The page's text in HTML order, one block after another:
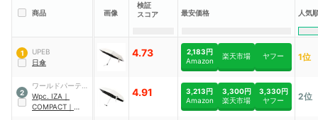
商品 画像
検証
スコア
最安価格 人気
1
UPEB
日傘
4.73
2,183円
Amazon
楽天市場 ヤフー 1位
2
ワールドパーティ
ー
Wpc. IZA ｜
COMPACT ｜
4.91
3,213円
Amazon
3,300円
楽天市場
3,330円
ヤフー
2位